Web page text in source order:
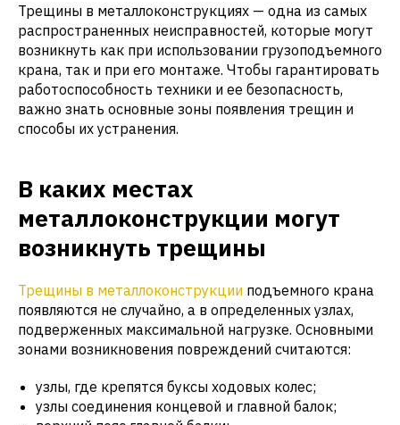
Трещины в металлоконструкциях — одна из самых
распространенных неисправностей, которые могут
возникнуть как при использовании грузоподъемного
крана, так и при его монтаже. Чтобы гарантировать
работоспособность техники и ее безопасность,
важно знать основные зоны появления трещин и
способы их устранения.
В каких местах
металлоконструкции могут
возникнуть трещины
Трещины в металлоконструкции подъемного крана
появляются не случайно, а в определенных узлах,
подверженных максимальной нагрузке. Основными
зонами возникновения повреждений считаются:
узлы, где крепятся буксы ходовых колес;
узлы соединения концевой и главной балок;